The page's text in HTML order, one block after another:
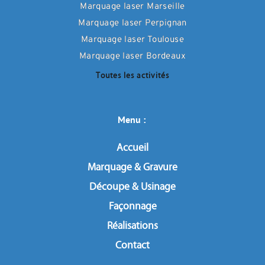
Marquage laser Marseille
Marquage laser Perpignan
Marquage laser Toulouse
Marquage laser Bordeaux
Toutes les activités
Menu :
Accueil
Marquage & Gravure
Découpe & Usinage
Façonnage
Réalisations
Contact